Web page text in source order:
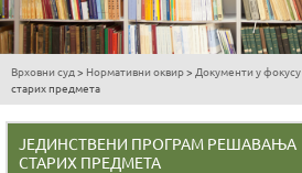
You
here
Врховни суд > Нормативни оквир> Документи у фокусу
старих предмета
ЈЕДИНСТВЕНИ ПРОГРАМ РЕШАВАЊА
СТАРИХ ПРЕДМЕТА